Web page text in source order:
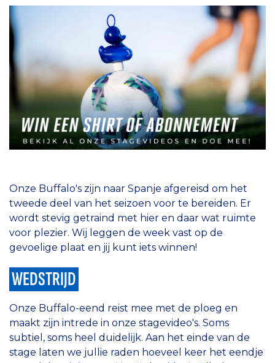
Onze Buffalo's zijn naar Spanje afgereisd om het
tweede deel van het seizoen voor te bereiden. Er
wordt stevig getraind met hier en daar wat ruimte
voor plezier. Wij leggen de week vast op de
gevoelige plaat en jij kunt iets winnen!
WEDSTRIJD
Onze Buffalo-eend reist mee met de ploeg en
maakt zijn intrede in onze stagevideo's. Soms
subtiel, soms heel duidelijk. Aan het einde van de
stage laten we jullie raden hoeveel keer het eendje